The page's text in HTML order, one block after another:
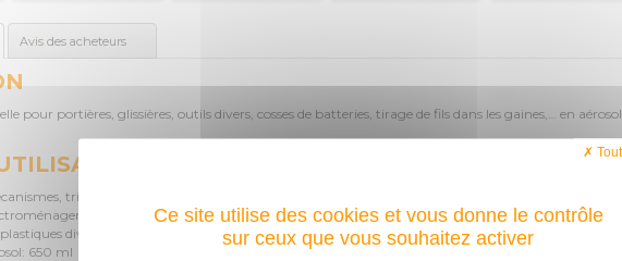
Avis des acheteurs
pour portières, glissières, outils divers, cosses de batteries, tirage de fils dans les gaines,… en
tringleries, filtres, vérins, portières de voitures, serrures, charnières, traitement des cosses
outils, petites chaines d’entrainement, électricité, tirage de fils dans les gaines, toutes
divers…
650 ml
Ce site utilise des cookies et vous donne le contrôle
sur ceux que vous souhaitez activer